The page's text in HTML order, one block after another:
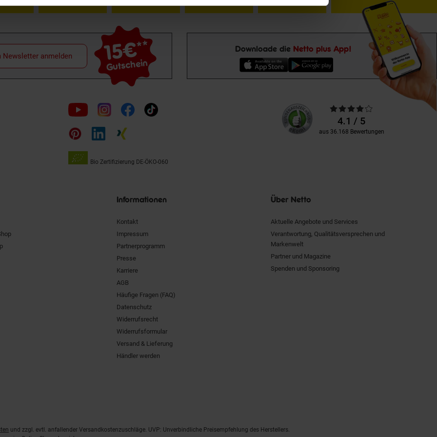
15€**
Gutschein
Newsletter anmelden
Downloade die Netto plus App!
Folge
uns
auf
Bio Zertifizierung DE-ÖKO-060
Unsere
Kundenbewertungen
Durchschnittliche
Bewertungen4.1 / 5
aus 36.168 Bewertungen
Informationen
Kontakt
Impressum
Partnerprogramm
Presse
Karriere
AGB
Häufige Fragen (FAQ)
Datenschutz
Widerrufsrecht
Widerrufsformular
Versand & Lieferung
Händler werden
Über Netto
Aktuelle Angebote und Services
Verantwortung, Qualitätsversprechen und
Markenwelt
Partner und Magazine
Spenden und Sponsoring
und zzgl. evtl. anfallender Versandkostenzuschläge. UVP: Unverbindliche Preisempfehlung des Herstellers.